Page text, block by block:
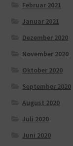
Februar 2021
Januar 2021
Dezember 2020
November 2020
Oktober 2020
September 2020
August 2020
Juli 2020
Juni 2020